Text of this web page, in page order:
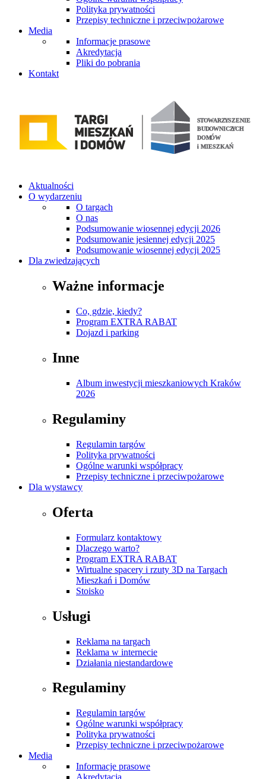
Polityka prywatności
Przepisy techniczne i przeciwpożarowe
Media
Informacje prasowe
Akredytacja
Pliki do pobrania
Kontakt
Aktualności
O wydarzeniu
O targach
O nas
Podsumowanie wiosennej edycji 2026
Podsumowanie jesiennej edycji 2025
Podsumowanie wiosennej edycji 2025
Dla zwiedzających
Ważne informacje
Co, gdzie, kiedy?
Program EXTRA RABAT
Dojazd i parking
Inne
Album inwestycji mieszkaniowych Kraków
2026
Regulaminy
Regulamin targów
Polityka prywatności
Ogólne warunki współpracy
Przepisy techniczne i przeciwpożarowe
Dla wystawcy
Oferta
Formularz kontaktowy
Dlaczego warto?
Program EXTRA RABAT
Wirtualne spacery i rzuty 3D na Targach
Mieszkań i Domów
Stoisko
Usługi
Reklama na targach
Reklama w internecie
Działania niestandardowe
Regulaminy
Regulamin targów
Ogólne warunki współpracy
Polityka prywatności
Przepisy techniczne i przeciwpożarowe
Media
Informacje prasowe